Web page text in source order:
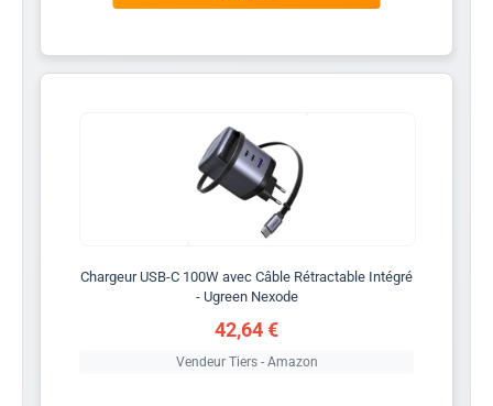
Chargeur USB-C 100W avec Câble Rétractable Intégré
- Ugreen Nexode
42,64 €
Vendeur Tiers - Amazon